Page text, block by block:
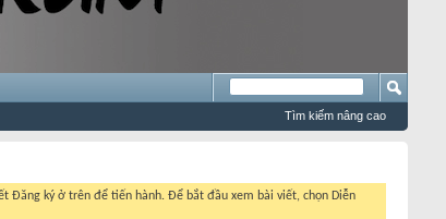
Tìm kiếm nâng cao
Đăng ký ở trên để tiến hành. Để bắt đầu xem bài viết, chọn Diễn